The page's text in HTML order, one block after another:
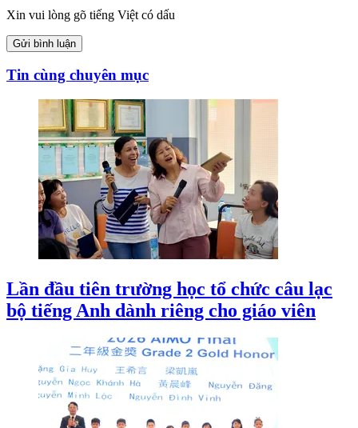
Xin vui lòng gõ tiếng Việt có dấu
Gửi bình luận
Tin cùng chuyên mục
Lần đầu tiên trường học tổ chức câu lạc
bộ tiếng Anh dành riêng cho giáo viên